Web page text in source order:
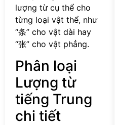
lượng từ cụ thể cho
từng loại vật thể, như
“条” cho vật dài hay
“张” cho vật phẳng.
Phân loại
Lượng từ
tiếng Trung
chi tiết